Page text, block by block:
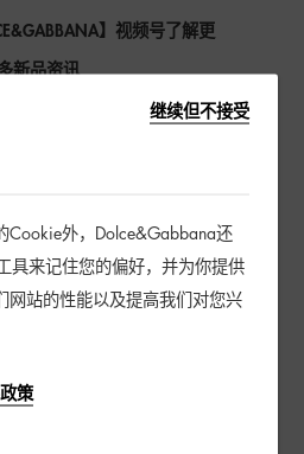
】视频号了解更
新品资讯
继续但不接受
Cookie外，Dolce&Gabbana还
具来记住您的偏好，并为你提供
网站的性能以及提高我们对您兴
策